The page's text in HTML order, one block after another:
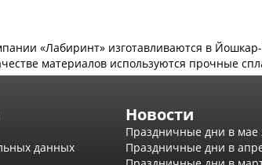
«Лабиринт» изготавливаются в
материалов используются прочные
данных
Новости
Праздничные дни в мае
Праздничные дни в